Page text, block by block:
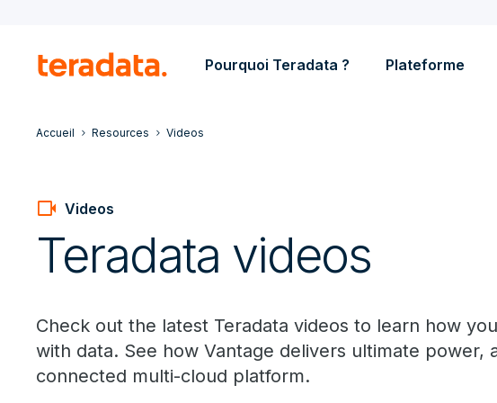
Pourquoi Teradata ? Plateforme
Accueil Resources Videos
videocam Videos
Teradata videos
Check out the latest Teradata videos to learn how
with data. See how Vantage delivers ultimate power,
connected multi-cloud platform.